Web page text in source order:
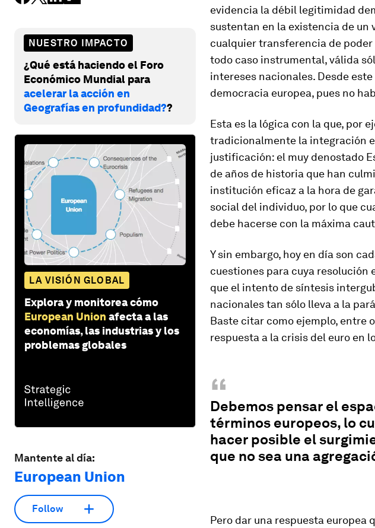
NUESTRO IMPACTO
¿Qué está haciendo el Foro
Económico Mundial para
acelerar la acción en
Geografías en profundidad??
LA VISIÓN GLOBAL
Explora y monitorea cómo
European Union afecta a las
economías, las industrias y los
problemas globales
Mantente al día:
European Union
Follow
evidencia la débil legitimidad
sustentan en la existencia de un
cualquier transferencia de
todo caso instrumental, válida
intereses nacionales. Desde
democracia europea, pues no
Esta es la lógica con la que, por
tradicionalmente la integración
justificación: el muy denostado
de años de historia que han
institución eficaz a la hora de
social del individuo, por lo que
debe hacerse con la máxima
Y sin embargo, hoy en día son
cuestiones para cuya resolución
que el intento de síntesis
nacionales tan sólo lleva a la
Baste citar como ejemplo, entre
respuesta a la crisis del euro en
“
Debemos pensar el
términos europeos, lo
hacer posible el
que no sea una
Pero dar una respuesta europea